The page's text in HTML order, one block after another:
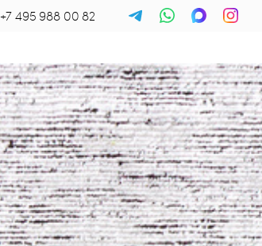
+7 495 988 00 82